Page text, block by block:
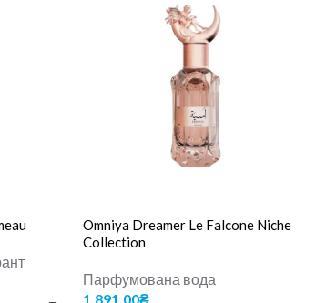
Omniya Dreamer Le Falcone Niche
Collection
Парфумована вода
1,891.00₴